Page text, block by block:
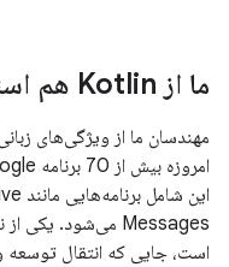
ما از Kotlin هم استفاده می کنیم!
Messages می‌شود. یکی از نمونه‌های موفقیت